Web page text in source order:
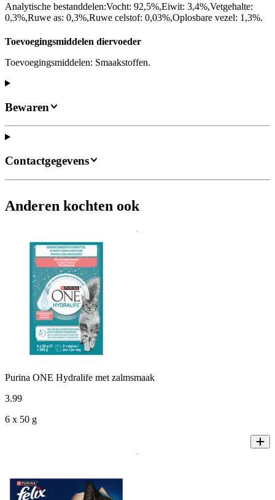
Analytische bestanddelen:Vocht: 92,5%,Eiwit: 3,4%,Vetgehalte:
0,3%,Ruwe as: 0,3%,Ruwe celstof: 0,03%,Oplosbare vezel: 1,3%.
Toevoegingsmiddelen diervoeder
Toevoegingsmiddelen: Smaakstoffen.
Bewaren
Contactgegevens
Anderen kochten ook
Purina ONE Hydralife met zalmsmaak
3.99
6 x 50 g